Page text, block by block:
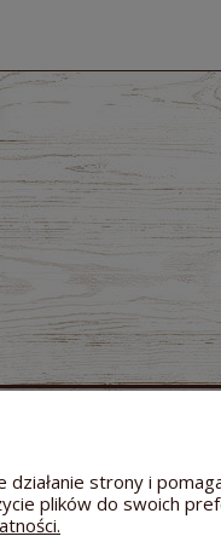
Przechowalnia
działanie strony i
plików do swoich